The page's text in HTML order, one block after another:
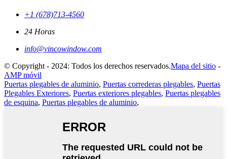
+1 (678)713-4560
24 Horas
info@vincowindow.com
© Copyright - 2024: Todos los derechos reservados.Mapa del sitio -
AMP móvil
Puertas plegables de aluminio, Puertas correderas plegables, Puertas
Plegables Exteriores, Puertas exteriores plegables, Puertas plegables
de esquina, Puertas plegables de aluminio,